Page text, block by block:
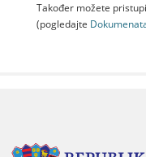
Također možete
(pogledajte